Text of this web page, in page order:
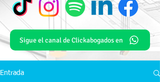
Sigue el canal de Clickabogados en
Entrada